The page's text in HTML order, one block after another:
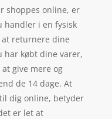
shoppes online, er
handler i en fysisk
returnere dine
har købt dine varer,
give mere og
de 14 dage. At
dig online, betyder
er let at